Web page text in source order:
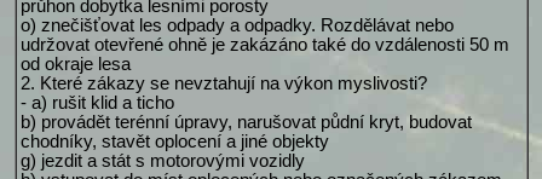
průhon dobytka lesními porosty
o) znečišťovat les odpady a odpadky. Rozdělávat nebo
udržovat otevřené ohně je zakázáno také do vzdálenosti 50 m
od okraje lesa
2. Které zákazy se nevztahují na výkon myslivosti?
- a) rušit klid a ticho
b) provádět terénní úpravy, narušovat půdní kryt, budovat
chodníky, stavět oplocení a jiné objekty
g) jezdit a stát s motorovými vozidly